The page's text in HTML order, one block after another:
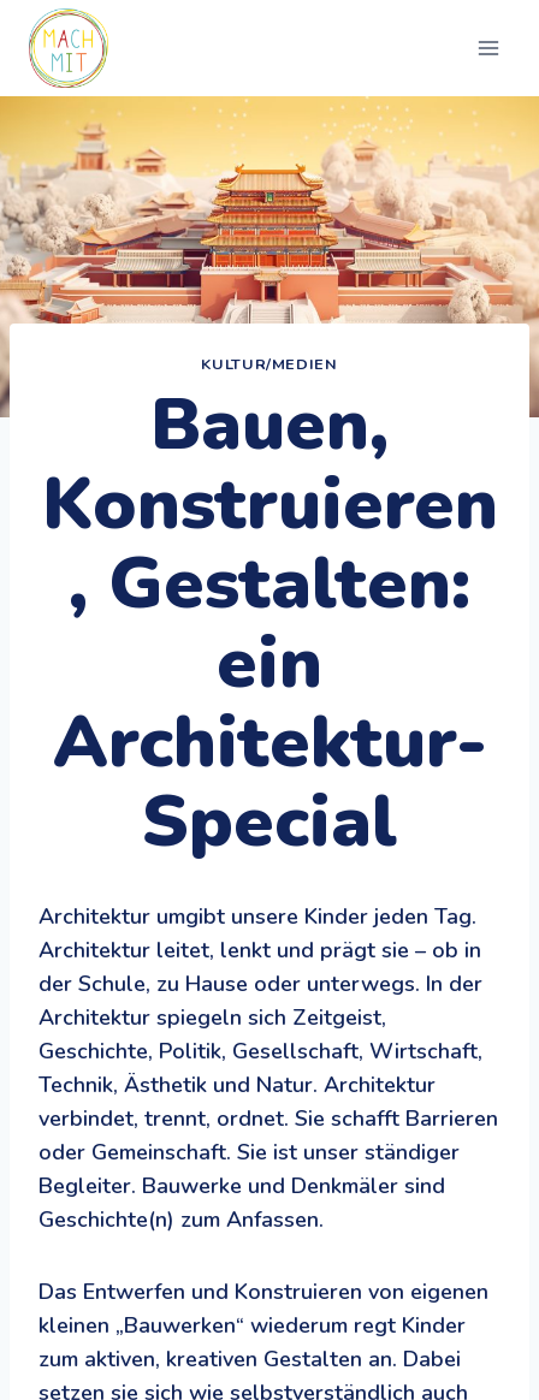
Zum
Inhalt
springen
KULTUR/MEDIEN
Bauen,
Konstruieren
, Gestalten:
ein
Architektur-
Special
Architektur umgibt unsere Kinder jeden Tag.
Architektur leitet, lenkt und prägt sie – ob in
der Schule, zu Hause oder unterwegs. In der
Architektur spiegeln sich Zeitgeist,
Geschichte, Politik, Gesellschaft, Wirtschaft,
Technik, Ästhetik und Natur. Architektur
verbindet, trennt, ordnet. Sie schafft Barrieren
oder Gemeinschaft. Sie ist unser ständiger
Begleiter. Bauwerke und Denkmäler sind
Geschichte(n) zum Anfassen.
Das Entwerfen und Konstruieren von eigenen
kleinen „Bauwerken“ wiederum regt Kinder
zum aktiven, kreativen Gestalten an. Dabei
setzen sie sich wie selbstverständlich auch